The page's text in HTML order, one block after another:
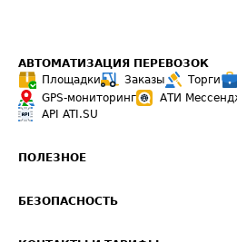
АВТОМАТИЗАЦИЯ ПЕРЕВОЗОК
Площадки
Заказы Торги
GPS-мониторинг
АТИ
API ATI.SU
ПОЛЕЗНОЕ
Звезды ATI.SU на вашем сайте
БЕЗОПАСНОСТЬ